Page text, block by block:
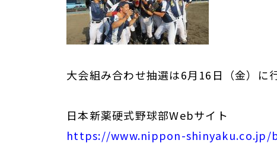
大会組み合わせ抽選は6月16日（金）に
日本新薬硬式野球部Webサイト
https://www.nippon-shinyaku.co.jp/